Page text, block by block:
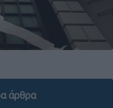
άρθρα